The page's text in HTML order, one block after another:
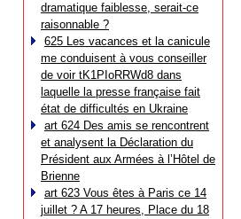
dramatique faiblesse, serait-ce
raisonnable ?
625 Les vacances et la canicule
me conduisent à vous conseiller
de voir tK1PIoRRWd8 dans
laquelle la presse française fait
état de difficultés en Ukraine
art 624 Des amis se rencontrent
et analysent la Déclaration du
Président aux Armées à l’Hôtel de
Brienne
art 623 Vous êtes à Paris ce 14
juillet ? A 17 heures, Place du 18